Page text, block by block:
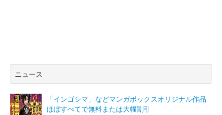
ニュース
「インゴシマ」などマンガボックスオリジナル作品
ほぼすべてで無料または大幅割引